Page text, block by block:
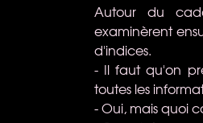
Autour du
examinèrent
d'indices.
- Il faut qu'on
toutes les
- Oui, mais quoi